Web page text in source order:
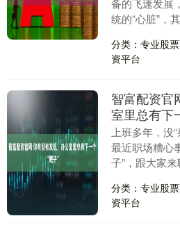
备的飞速发展
统的“心脏”，
车载电源的
化、高可靠性
分类：专业股
资平台
智富配资官
室里总有下
上班多年，没
最近职场糟心
子”，跟大家
开会，措辞
滑，我们....
分类：专业股
资平台